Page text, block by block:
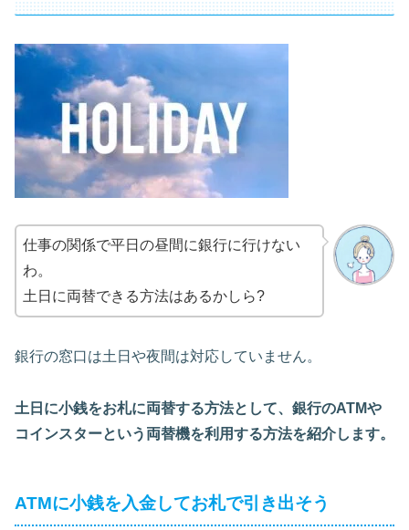
仕事の関係で平日の昼間に銀行に行けない
わ。
土日に両替できる方法はあるかしら?
銀行の窓口は土日や夜間は対応していません。
土日に小銭をお札に両替する方法として、銀行のATMや
コインスターという両替機を利用する方法を紹介します。
ATMに小銭を入金してお札で引き出そう